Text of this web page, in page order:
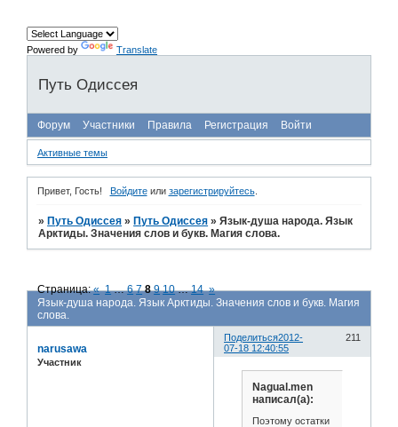
Powered by Translate
Путь Одиссея
Форум Участники Правила Регистрация Войти
Активные темы
Привет, Гость! Войдитеили зарегистрируйтесь.
» Путь Одиссея » Путь Одиссея »Язык-душа народа. Язык
Арктиды. Значения слов и букв. Магия слова.
Язык-душа народа. Язык Арктиды. Значения слов и букв. Магия
слова.
Страница:« 1 … 6 7 8 9 10 … 14 »
Поделиться 211
2012-
07-18 12:40:55
narusawa
Участник
Nagual.men
написал(а):
Поэтому остатки